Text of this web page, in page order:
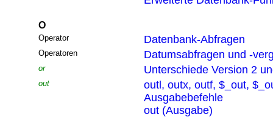
O
Operator Datenbank-Abfragen
Operatoren Datumsabfragen und -
or Unterschiede Version 2
out
outl, outx, outf, $_out,
Ausgabebefehle
out (Ausgabe)